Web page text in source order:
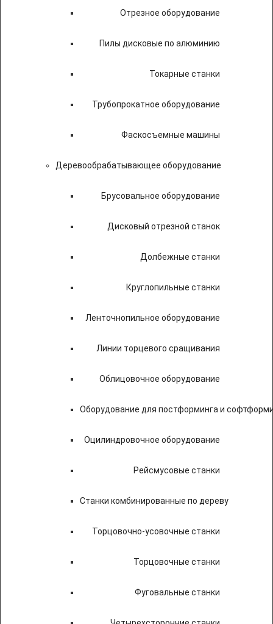
Отрезное оборудование
Пилы дисковые по алюминию
Токарные станки
Трубопрокатное оборудование
Фаскосъемные машины
Деревообрабатывающее оборудование
Брусовальное оборудование
Дисковый отрезной станок
Долбежные станки
Круглопильные станки
Ленточнопильное оборудование
Линии торцевого сращивания
Облицовочное оборудование
Оборудование для постформинга и
Оцилиндровочное оборудование
Рейсмусовые станки
Станки комбинированные по дереву
Торцовочно-усовочные станки
Торцовочные станки
Фуговальные станки